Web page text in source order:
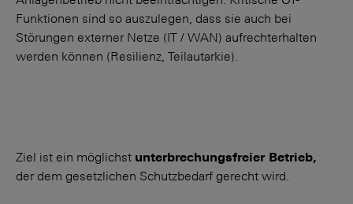
Funktionen sind so auszulegen, dass sie auch bei
Störungen externer Netze (IT / WAN) aufrechterhalten
werden können (Resilienz, Teilautarkie).
Ziel ist ein möglichst unterbrechungsfreier Betrieb,
der dem gesetzlichen Schutzbedarf gerecht wird.